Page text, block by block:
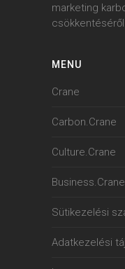
marketing
csökkentéséről.
MENU
Crane
Carbon.Crane
Culture.Crane
Business.Crane
Sütikezelési
Adatkezelési